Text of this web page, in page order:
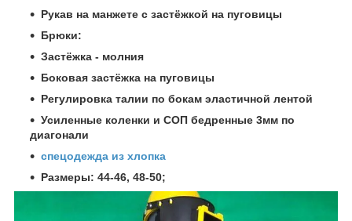
Рукав на манжете с застёжкой на пуговицы
Брюки:
Застёжка - молния
Боковая застёжка на пуговицы
Регулировка талии по бокам эластичной лентой
Усиленные коленки и СОП бедренные 3мм по
диагонали
спецодежда из хлопка
Размеры: 44-46, 48-50;